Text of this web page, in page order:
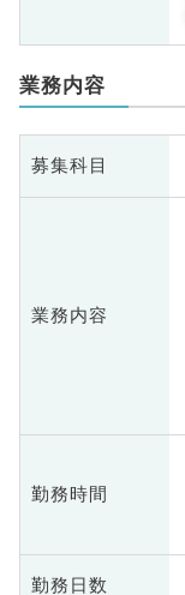
業務内容
募集科目
業務内容
勤務時間
勤務日数